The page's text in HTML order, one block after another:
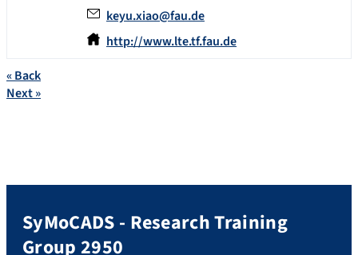
keyu.xiao@fau.de
http://www.lte.tf.fau.de
«Back
Next»
SyMoCADS - Research Training
Group 2950